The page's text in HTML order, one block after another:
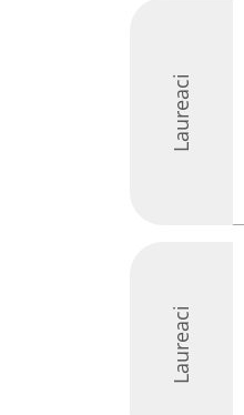
Laureaci
Laureaci